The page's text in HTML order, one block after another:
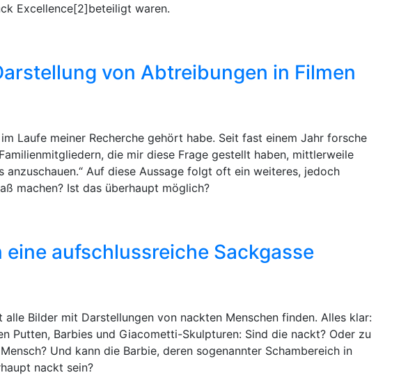
Excellence[2]beteiligt waren.
von Abtreibungen in Filmen
Laufe meiner Recherche gehört habe. Seit fast einem Jahr forsche
die mir diese Frage gestellt haben, mittlerweile
Auf diese Aussage folgt oft ein weiteres, jedoch
machen? Ist das überhaupt möglich?
aufschlussreiche Sackgasse
Bilder mit Darstellungen von nackten Menschen finden. Alles klar:
Putten, Barbies und Giacometti-Skulpturen: Sind die nackt? Oder zu
Und kann die Barbie, deren sogenannter Schambereich in
nackt sein?